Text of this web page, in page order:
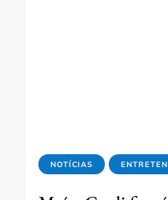
NOTÍCIAS